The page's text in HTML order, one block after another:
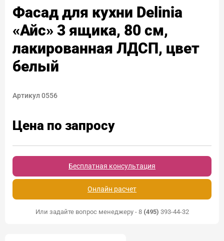
Фасад для кухни Delinia
«Айс» 3 ящика, 80 см,
лакированная ЛДСП, цвет
белый
Артикул 0556
Цена по запросу
Бесплатная консультация
Онлайн расчет
Или задайте вопрос менеджеру - 8 (495) 393-44-32